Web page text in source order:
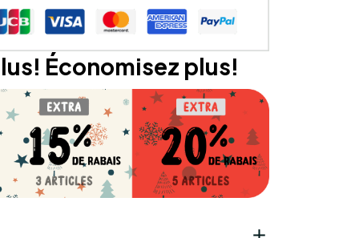
Économisez plus!